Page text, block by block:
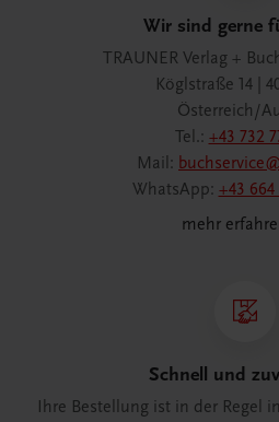
Wir sind gerne
TRAUNER Verlag +
Köglstraße 14 |
Österreich/
Tel.: +43 732
Mail:
WhatsApp: +43 664
mehr
Schnell und
Ihre Bestellung ist in der Regel